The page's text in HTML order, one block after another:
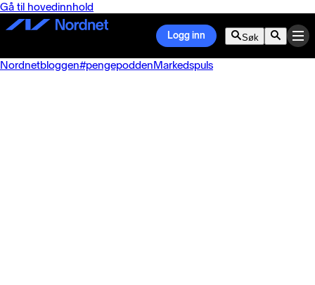
Gå til hovedinnhold
Logg inn Søk
Nordnetbloggen#pengepoddenMarkedspuls